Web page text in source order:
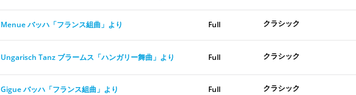
Menue バッハ「フランス組曲」より Full クラシック
Ungarisch Tanz ブラームス「ハンガリー舞曲」より Full クラシック
Gigue バッハ「フランス組曲」より Full クラシック